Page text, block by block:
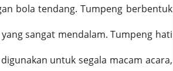
bola tendang. Tumpeng berbentuk
sangat mendalam. Tumpeng hati
untuk segala macam acara,